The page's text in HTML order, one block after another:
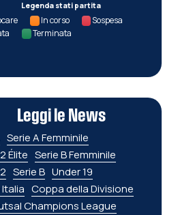
Legenda stati partita
In corso
Sospesa
Terminata
Leggi le News
Serie A Femminile
Élite Serie B Femminile
Serie B Under 19
Coppa della Divisione
Champions League